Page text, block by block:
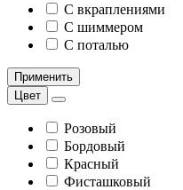
С вкраплениями
С шиммером
С поталью
Применить
Цвет
Розовый
Бордовый
Красный
Фисташковый